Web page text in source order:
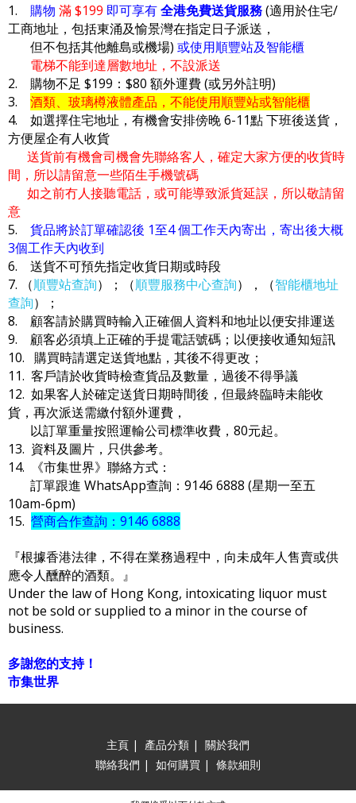
1. 購物 滿 $199 即可享有全港免費送貨服務(適用於住宅/
工商地址，包括東涌及愉景灣在指定日子派送，
但不包括其他離島或機場) 或使用順豐站及智能櫃
電梯不能到達層數地址，不設派送
2. 購物不足 $199：$80 額外運費 (或另外註明)
3. 酒類、玻璃樽液體產品，不能使用順豐站或智能櫃
4. 如選擇住宅地址，有機會安排傍晚 6-11點 下班後送貨，
方便屋企有人收貨
送貨前有機會司機會先聯絡客人，確定大家方便的收貨時
間，所以請留意一些陌生手機號碼
如之前冇人接聽電話，或可能導致派貨延誤，所以敬請留
意
5. 貨品將於訂單確認後 1至4 個工作天內寄出，寄出後大概
3個工作天內收到
6. 送貨不可預先指定收貨日期或時段
7. （順豐站查詢）；（順豐服務中心查詢），（智能櫃地址
查詢）；
8. 顧客請於購買時輸入正確個人資料和地址以便安排運送
9. 顧客必須填上正確的手提電話號碼；以便接收通知短訊
10. 購買時請選定送貨地點，其後不得更改；
11. 客戶請於收貨時檢查貨品及數量，過後不得爭議
12. 如果客人於確定送貨日期時間後，但最終臨時未能收
貨，再次派送需繳付額外運費，
以訂單重量按照運輸公司標準收費，80元起。
13. 資料及圖片，只供參考。
14. 《市集世界》聯絡方式：
訂單跟進 WhatsApp查詢：9146 6888 (星期一至五
10am-6pm)
15. 營商合作查詢：9146 6888
『根據香港法律，不得在業務過程中，向未成年人售賣或供
應令人醺醉的酒類。』
Under the law of Hong Kong, intoxicating liquor must
not be sold or supplied to a minor in the course of
business.
多謝您的支持！
市集世界
主頁 | 產品分類 | 關於我們
聯絡我們 | 如何購買 | 條款細則